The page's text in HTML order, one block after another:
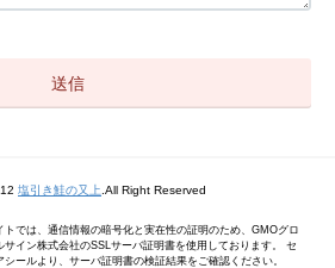
塩引き鮭の又上 .All Right Reserved
トでは、通信情報の暗号化と実在性の証明のため、GMOグロ
サイン株式会社のSSLサーバ証明書を使用しております。 セ
シールより、サーバ証明書の検証結果をご確認ください。